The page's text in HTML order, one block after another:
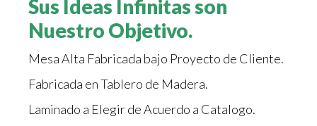
Sus Ideas Infinitas son
Nuestro Objetivo.
Mesa Alta Fabricada bajo Proyecto de Cliente.
Fabricada en Tablero de Madera.
Laminado a Elegir de Acuerdo a Catalogo.